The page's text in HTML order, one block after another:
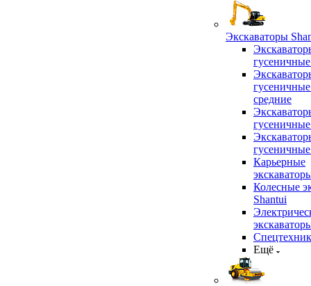
Экскаваторы
средние
Карьерные
Колесные
Shantui
Ещё